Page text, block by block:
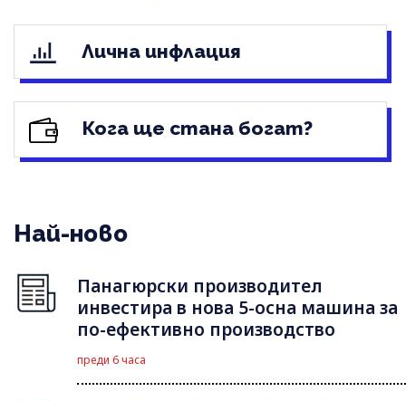
Лична инфлация
Кога ще стана богат?
Най-ново
Панагюрски производител
инвестира в нова 5-осна машина за
по-ефективно производство
преди 6 часа